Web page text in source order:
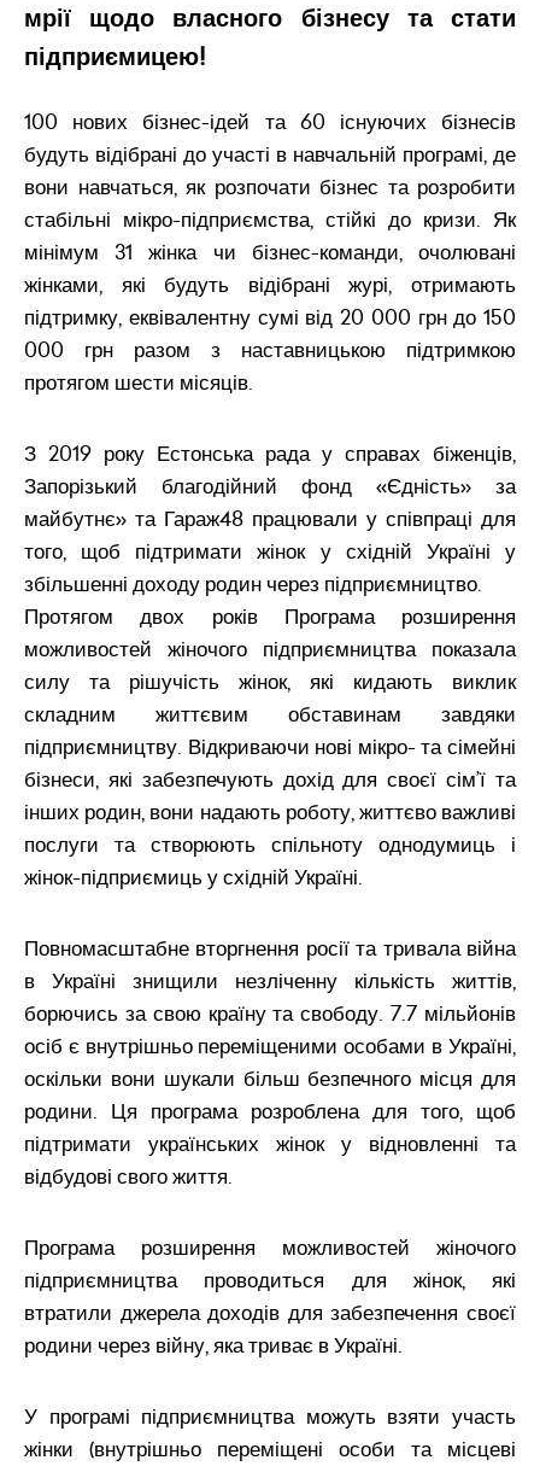
мрії щодо власного бізнесу та стати
підприємицею!
100 нових бізнес-ідей та 60 існуючих бізнесів
будуть відібрані до участі в навчальній програмі, де
вони навчаться, як розпочати бізнес та розробити
стабільні мікро-підприємства, стійкі до кризи. Як
мінімум 31 жінка чи бізнес-команди, очолювані
жінками, які будуть відібрані журі, отримають
підтримку, еквівалентну сумі від 20 000 грн до 150
000 грн разом з наставницькою підтримкою
протягом шести місяців.
З 2019 року Естонська рада у справах біженців,
Запорізький благодійний фонд «Єдність» за
майбутнє» та Гараж48 працювали у співпраці для
того, щоб підтримати жінок у східній Україні у
збільшенні доходу родин через підприємництво.
Протягом двох років Програма розширення
можливостей жіночого підприємництва показала
силу та рішучість жінок, які кидають виклик
складним життєвим обставинам завдяки
підприємництву. Відкриваючи нові мікро- та сімейні
бізнеси, які забезпечують дохід для своєї сім’ї та
інших родин, вони надають роботу, життєво важливі
послуги та створюють спільноту однодумиць і
жінок-підприємиць у східній Україні.
Повномасштабне вторгнення росії та тривала війна
в Україні знищили незліченну кількість життів,
борючись за свою країну та свободу. 7.7 мільйонів
осіб є внутрішньо переміщеними особами в Україні,
оскільки вони шукали більш безпечного місця для
родини. Ця програма розроблена для того, щоб
підтримати українських жінок у відновленні та
відбудові свого життя.
Програма розширення можливостей жіночого
підприємництва проводиться для жінок, які
втратили джерела доходів для забезпечення своєї
родини через війну, яка триває в Україні.
У програмі підприємництва можуть взяти участь
жінки (внутрішньо переміщені особи та місцеві